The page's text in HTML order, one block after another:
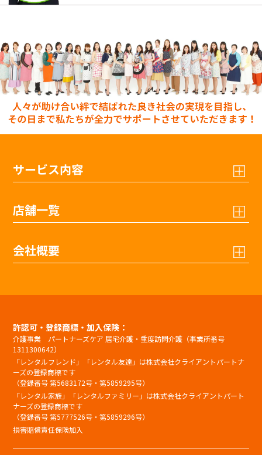
サービス内容
店舗一覧
会社概要
許認可・登録商標・加入保険：
介護事業 パートナーズケア 居宅介護・重度訪問介護（事業所番号
1311300642）
「レンタルフレンド」「レンタル友達」は株式会社クライアントパートナ
ーズの登録商標です
（登録番号 第5683172号・第5859295号）
「レンタル家族」「レンタルファミリー」は株式会社クライアントパート
ナーズの登録商標です
（登録番号 第5777526号・第5859296号）
損害賠償責任保険加入